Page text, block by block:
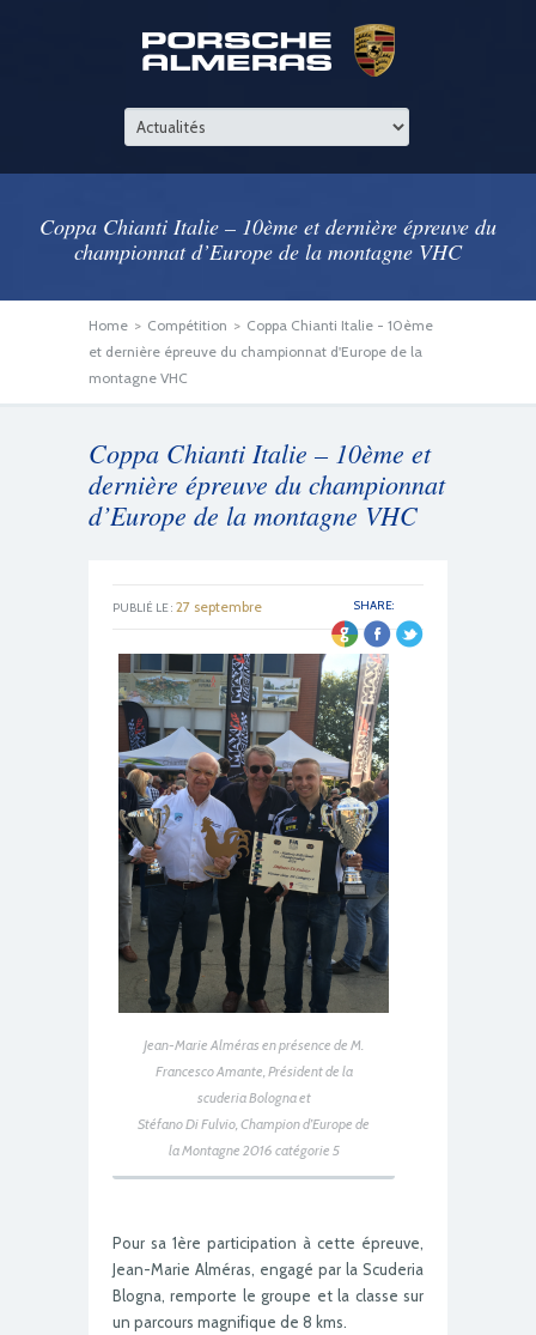
Coppa Chianti Italie – 10ème et dernière épreuve du
championnat d’Europe de la montagne VHC
Home > Compétition > Coppa Chianti Italie - 10ème
et dernière épreuve du championnat d'Europe de la
montagne VHC
Coppa Chianti Italie – 10ème et
dernière épreuve du championnat
d’Europe de la montagne VHC
SHARE:
PUBLIÉ LE : 27 septembre
Jean-Marie Alméras en présence de M.
Francesco Amante,Président de la
scuderia Bolognaet
Stéfano Di Fulvio,Champion d’Europe de
la Montagne 2016 catégorie 5
Pour sa 1ère participation à cette épreuve,
Jean-Marie Alméras, engagé par la Scuderia
Blogna, remporte le groupe et la classe sur
un parcours magnifique de 8 kms.